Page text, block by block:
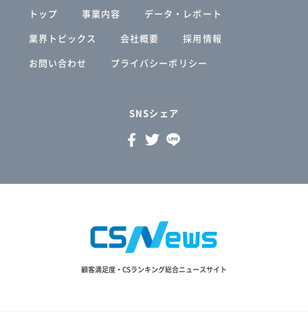
トップ 事業内容
データ・レポート
業界トピックス
会社概要
採用情報
お問い合わせ
プライバシーポリシー
SNSシェア
顧客満足度・CSランキング総合ニュースサイト